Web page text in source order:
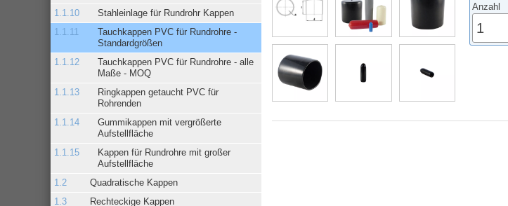
Stahleinlage für Rundrohr Kappen
Tauchkappen PVC für Rundrohre -
Standardgrößen
Tauchkappen PVC für Rundrohre - alle
Maße - MOQ
Ringkappen getaucht PVC für
Rohrenden
Gummikappen mit vergrößerte
Aufstellfläche
Kappen für Rundrohre mit großer
Aufstellfläche
Quadratische Kappen
Rechteckige Kappen
Anzahl